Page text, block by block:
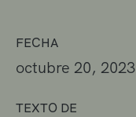
FECHA
octubre 20, 2023
TEXTO DE